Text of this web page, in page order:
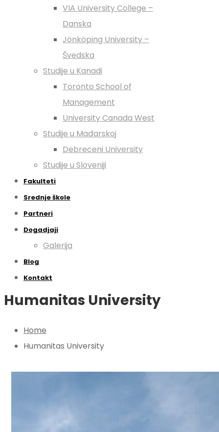
VIA University College –
Danska
Jönköping University –
Švedska
Studije u Kanadi
Toronto School of
Management
University Canada West
Studije u Mađarskoj
Debreceni University
Studije u Sloveniji
Fakulteti
Srednje škole
Partneri
Dogadjaji
Galerija
Blog
Kontakt
Humanitas University
Home
Humanitas University